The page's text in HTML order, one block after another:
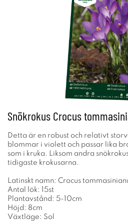
Snökrokus Crocus
Detta är en robust och relativt
blommar i violett och passar lika
som i kruka. Liksom andra
tidigaste krokusarna.
Latinskt namn: Crocus
Antal lök: 15st
Plantavstånd: 5-10cm
Höjd: 8cm
Växtläge: Sol